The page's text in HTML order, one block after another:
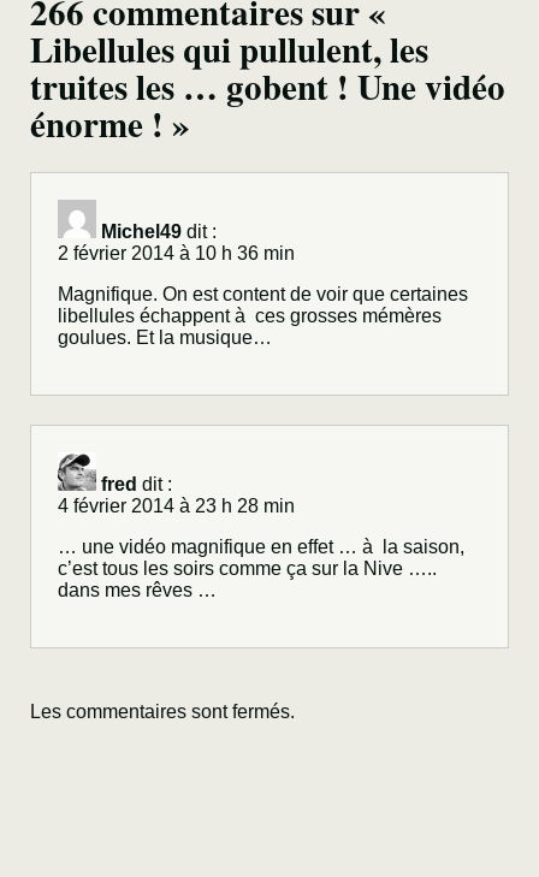
266 commentaires sur «
Libellules qui pullulent, les
truites les … gobent ! Une vidéo
énorme ! »
Michel49 dit :
2 février 2014 à 10 h 36 min
Magnifique. On est content de voir que certaines
libellules échappent à ces grosses mémères
goulues. Et la musique…
fred dit :
4 février 2014 à 23 h 28 min
… une vidéo magnifique en effet … à la saison,
c’est tous les soirs comme ça sur la Nive …..
dans mes rêves …
Les commentaires sont fermés.